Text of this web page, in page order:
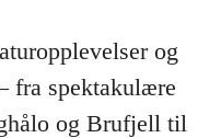
og
fra spektakulære
og Brufjell til